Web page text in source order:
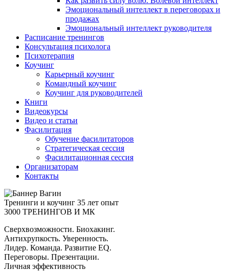
Эмоциональный интеллект в переговорах и
продажах
Эмоциональный интеллект руководителя
Расписание тренингов
Консультация психолога
Психотерапия
Коучинг
Карьерный коучинг
Командный коучинг
Коучинг для руководителей
Книги
Видеокурсы
Видео и статьи
Фасилитация
Обучение фасилитаторов
Стратегическая сессия
Фасилитационная сессия
Организаторам
Контакты
Тренинги и коучинг 35 лет опыт
3000 ТРЕНИНГОВ И МК
Сверхвозможности. Биохакинг.
Антихрупкость. Уверенность.
Лидер. Команда. Развитие EQ.
Переговоры. Презентации.
Личная эффективность